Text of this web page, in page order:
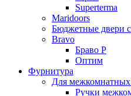
Superterma
Maridoors
Бюджетные двери
Bravo
Браво Р
Оптим
Фурнитура
Для межкомнатных
Ручки